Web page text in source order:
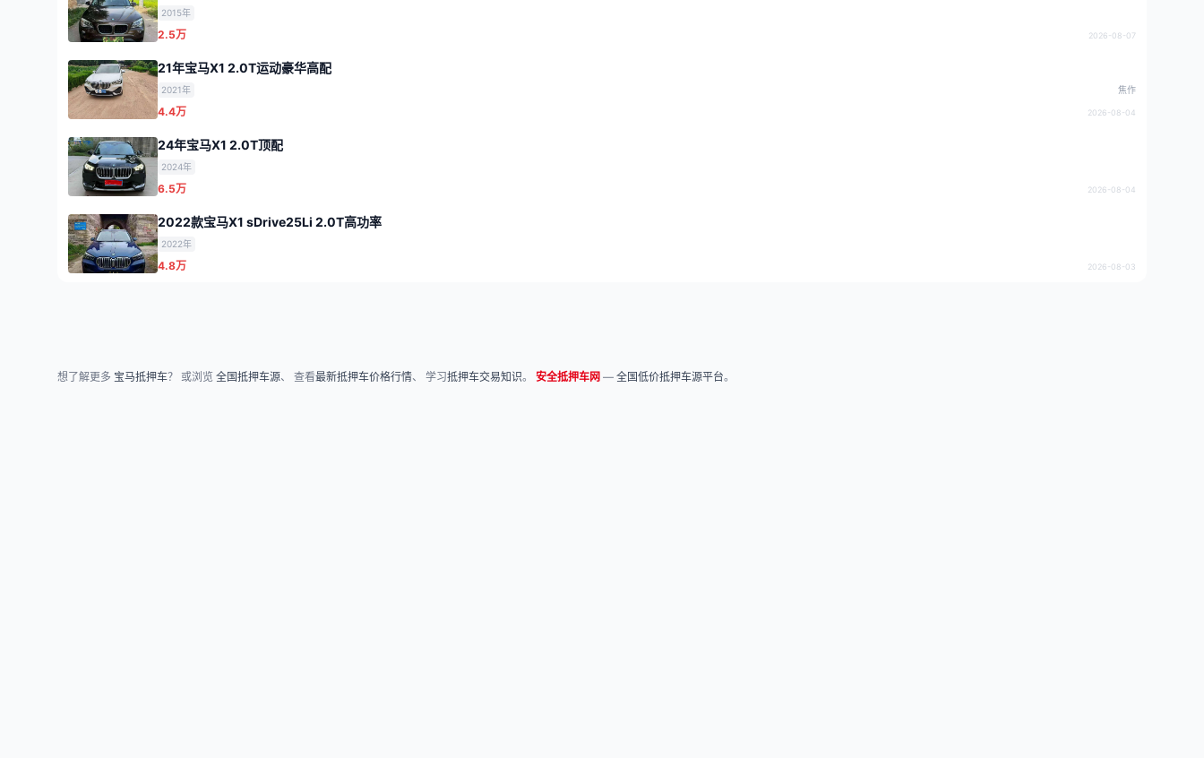
2015年
2.5万 2026-08-07
21年宝马X1 2.0T运动豪华高配
2021年 焦作
4.4万 2026-08-04
24年宝马X1 2.0T顶配
2024年
6.5万 2026-08-04
2022款宝马X1 sDrive25Li 2.0T高功率
2022年
4.8万 2026-08-03
想了解更多 宝马抵押车？ 或浏览 全国抵押车源、 查看最新抵押车价格行情、 学习抵押车交易知识。 安全抵押车网 — 全国低价抵押车源平台。